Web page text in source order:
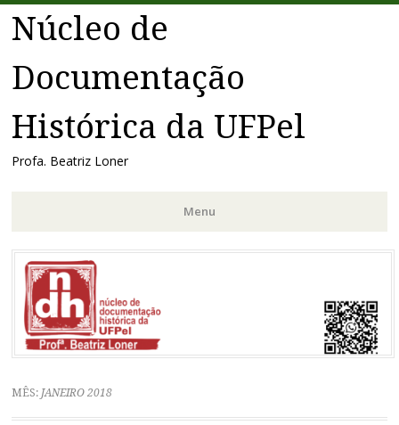
Núcleo de
Documentação
Histórica da UFPel
Profa. Beatriz Loner
Menu
Pular
para
conteúdo
MÊS: JANEIRO 2018